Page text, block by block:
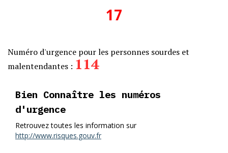
17
Numéro d'urgence pour les personnes sourdes et
malentendantes : 114
Bien Connaître les numéros
d'urgence
Retrouvez toutes les information sur
http://www.risques.gouv.fr